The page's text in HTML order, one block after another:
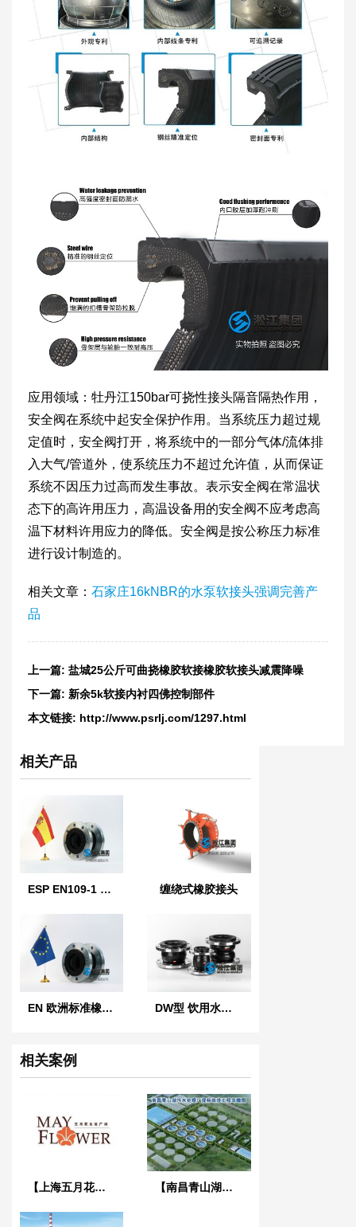
应用领域：牡丹江150bar可挠性接头隔音隔热作用，
安全阀在系统中起安全保护作用。当系统压力超过规
定值时，安全阀打开，将系统中的一部分气体/流体排
入大气/管道外，使系统压力不超过允许值，从而保证
系统不因压力过高而发生事故。表示安全阀在常温状
态下的高许用压力，高温设备用的安全阀不应考虑高
温下材料许用应力的降低。安全阀是按公称压力标准
进行设计制造的。
相关文章： 石家庄16kNBR的水泵软接头强调完善产
品
上一篇: 盐城25公斤可曲挠橡胶软接橡胶软接头减震降噪
下一篇: 新余5k软接内衬四佛控制部件
本文链接: http://www.psrlj.com/1297.html
相关产品
ESP EN109-1 西班牙标准橡胶膨胀节 缠绕式橡胶接头
EN 欧洲标准橡胶膨胀节 DW型 饮用水橡胶软接头
相关案例
【上海五月花生活广场项目】弹簧减振器合同 【南昌青山湖污水处理厂】DN2000橡胶接头合同